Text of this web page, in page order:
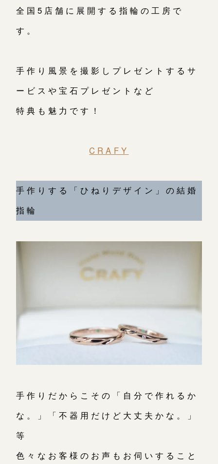
全国5店舗に展開する指輪の工房で
す。
手作り風景を撮影しプレゼントするサ
ービスや宝石プレゼントなど
特典も魅力です！
CRAFY
手作りする「ひねりデザイン」の結婚
指輪
手作りだからこその「自分で作れるか
な。」「不器用だけど大丈夫かな。」
等
色々なお客様のお声もお伺いすること